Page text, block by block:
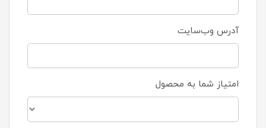
آدرس وب‌سایت
امتیاز شما به محصول